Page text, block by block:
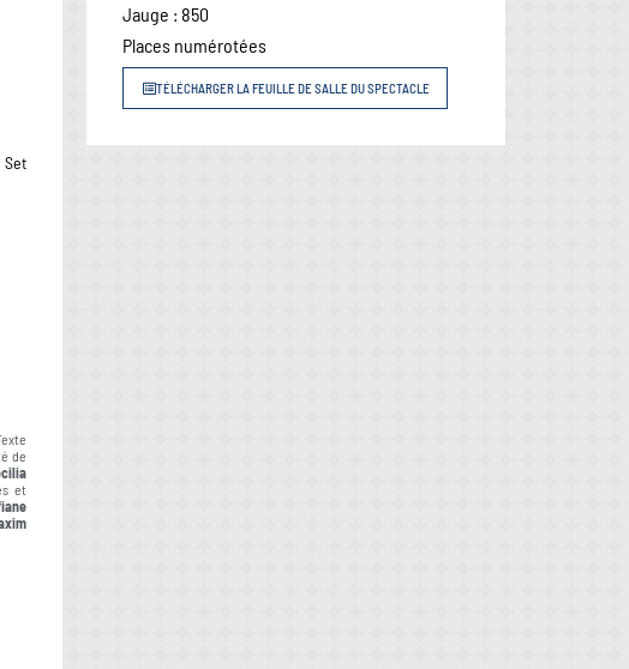
Set
de
et
Jauge : 850
Places numérotées
TÉLÉCHARGER LA FEUILLE DE SALLE DU SPECTACLE